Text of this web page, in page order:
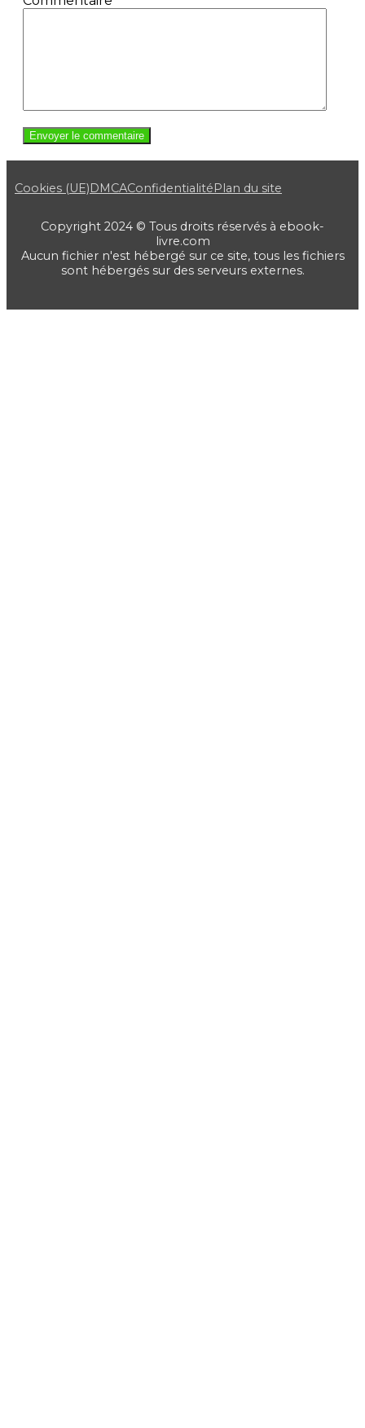
Cookies (UE)DMCAConfidentialitéPlan du site
Copyright 2024 © Tous droits réservés à ebook-
livre.com
Aucun fichier n'est hébergé sur ce site, tous les fichiers
sont hébergés sur des serveurs externes.